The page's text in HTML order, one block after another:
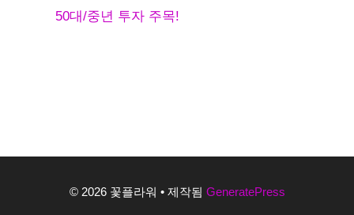
50대/중년 투자 주목!
© 2026 꽃플라워 • 제작됨 GeneratePress